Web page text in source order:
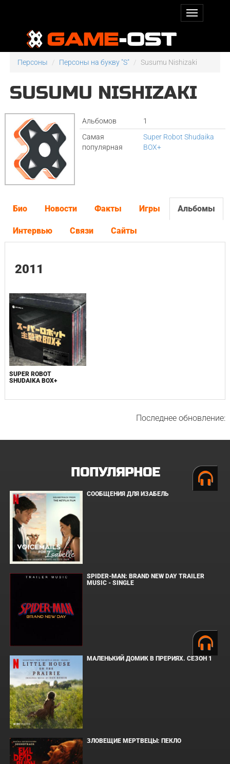
Персоны Персоны на букву "S" Susumu Nishizaki
SUSUMU NISHIZAKI
Альбомов
1
Самая
популярная
Super Robot Shudaika
BOX+
Био Новости Факты Игры Альбомы
Интервью Связи Сайты
2011
SUPER ROBOT
SHUDAIKA BOX+
Последнее обновление:
ПОПУЛЯРНОЕ
СООБЩЕНИЯ ДЛЯ ИЗАБЕЛЬ
SPIDER-MAN: BRAND NEW DAY TRAILER
MUSIC - SINGLE
МАЛЕНЬКИЙ ДОМИК В ПРЕРИЯХ. СЕЗОН 1
ЗЛОВЕЩИЕ МЕРТВЕЦЫ: ПЕКЛО